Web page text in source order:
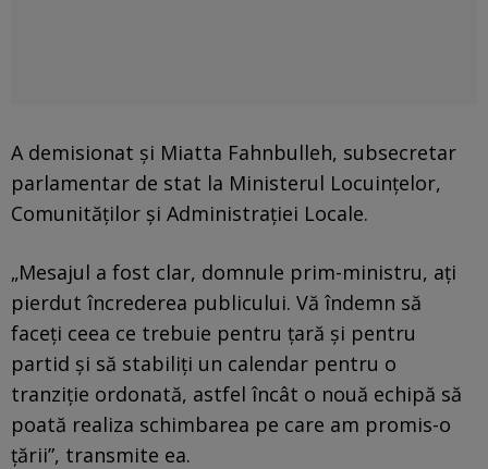
A demisionat și Miatta Fahnbulleh, subsecretar
parlamentar de stat la Ministerul Locuințelor,
Comunităților și Administrației Locale.
„Mesajul a fost clar, domnule prim-ministru, ați
pierdut încrederea publicului. Vă îndemn să
faceți ceea ce trebuie pentru țară și pentru
partid și să stabiliți un calendar pentru o
tranziție ordonată, astfel încât o nouă echipă să
poată realiza schimbarea pe care am promis-o
țării”, transmite ea.